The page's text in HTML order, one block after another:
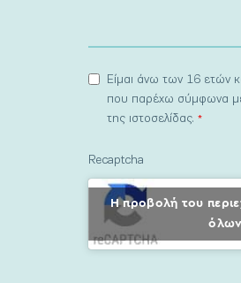
Είμαι άνω των 16 ετών
που παρέχω σύμφωνα
της ιστοσελίδας.*
Recaptcha
Η προβολή του